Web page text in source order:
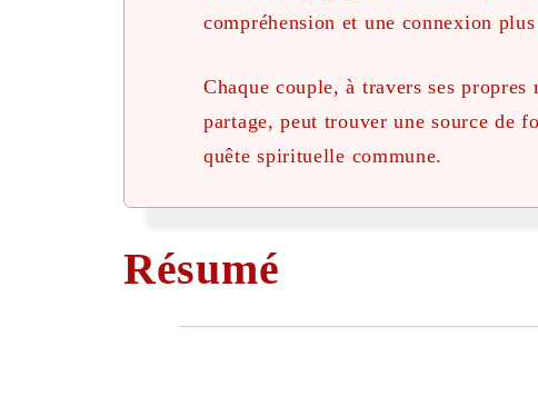
compréhension et une connexion
Chaque couple, à travers ses
partage, peut trouver une source de
quête spirituelle commune.
Résumé